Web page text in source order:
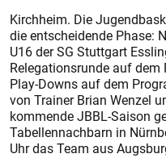
Kirchheim. Die
die entscheidende Phase:
U16 der SG Stuttgart
Relegationsrunde auf
Play-Downs auf dem
von Trainer Brian Wenzel
kommende JBBL-Saison
Tabellennachbarn in
Uhr das Team aus